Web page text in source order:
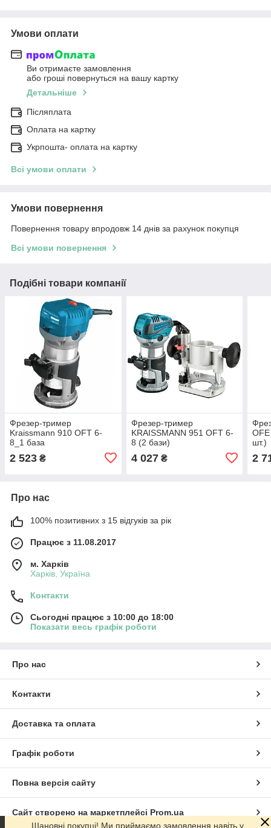
Умови оплати
Ви отримаєте замовлення
або гроші повернуться на вашу картку
Детальніше
Післяплата
Оплата на картку
Укрпошта- оплата на картку
Всі умови оплати
Умови повернення
Повернення товару впродовж 14 днів за рахунок покупця
Всі умови повернення
Подібні товари компанії
Фрезер-тример
Kraissmann 910 OFT 6-
8_1 база
2 523 ₴
Фрезер-тример
KRAISSMANN 951 OFT 6-
8 (2 бази)
4 027₴
шт.)
2
Про нас
100% позитивних з 15 відгуків за рік
Працює з 11.08.2017
м. Харків
Харків, Україна
Контакти
Сьогодні працює з 10:00 до 18:00
Показати весь графік роботи
Про нас
Контакти
Доставка та оплата
Графік роботи
Повна версія сайту
Сайт створено на маркетплейсі Prom.ua
Шановні покупці! Ми приймаємо замовлення навіть у